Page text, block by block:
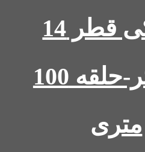
مشکی قطر 14
میلیمتر-حلقه 100
متری